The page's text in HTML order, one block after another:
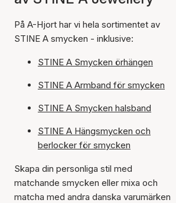
På A-Hjort har vi hela sortimentet av
STINE A smycken - inklusive:
STINE A Smycken örhängen
STINE A Armband för smycken
STINE A Smycken halsband
STINE A Hängsmycken och
berlocker för smycken
Skapa din personliga stil med
matchande smycken eller mixa och
matcha med andra danska varumärken